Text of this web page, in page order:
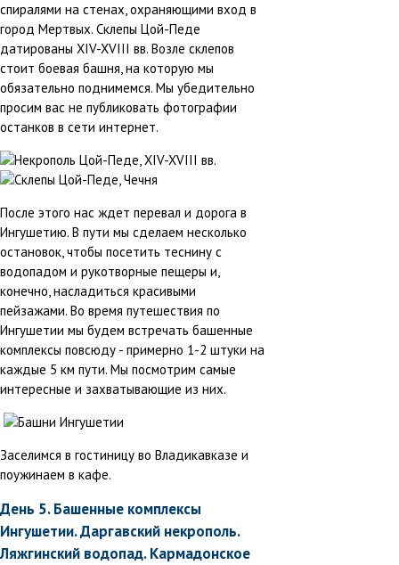
спиралями на стенах, охраняющими вход в
город Мертвых. Склепы Цой-Педе
датированы XIV-XVIII вв. Возле склепов
стоит боевая башня, на которую мы
обязательно поднимемся. Мы убедительно
просим вас не публиковать фотографии
останков в сети интернет.
После этого нас ждет перевал и дорога в
Ингушетию. В пути мы сделаем несколько
остановок, чтобы посетить теснину с
водопадом и рукотворные пещеры и,
конечно, насладиться красивыми
пейзажами. Во время путешествия по
Ингушетии мы будем встречать башенные
комплексы повсюду - примерно 1-2 штуки на
каждые 5 км пути. Мы посмотрим самые
интересные и захватывающие из них.
Заселимся в гостиницу во Владикавказе и
поужинаем в кафе.
День 5. Башенные комплексы
Ингушетии. Даргавский некрополь.
Ляжгинский водопад. Кармадонское